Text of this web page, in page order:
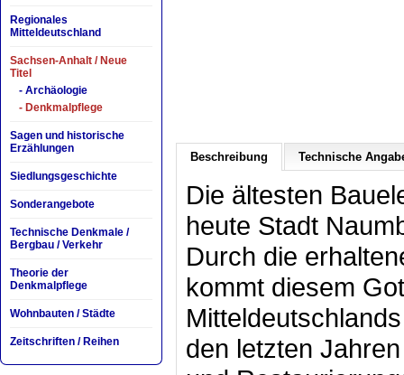
Regionales
Mitteldeutschland
Sachsen-Anhalt / Neue
Titel
- Archäologie
- Denkmalpflege
Sagen und historische
Erzählungen
Siedlungsgeschichte
Sonderangebote
Technische Denkmale /
Bergbau / Verkehr
Theorie der
Denkmalpflege
Wohnbauten / Städte
Zeitschriften / Reihen
Beschreibung Technische
Die ältesten
heute Stadt
Durch die
kommt diesem
den letzten